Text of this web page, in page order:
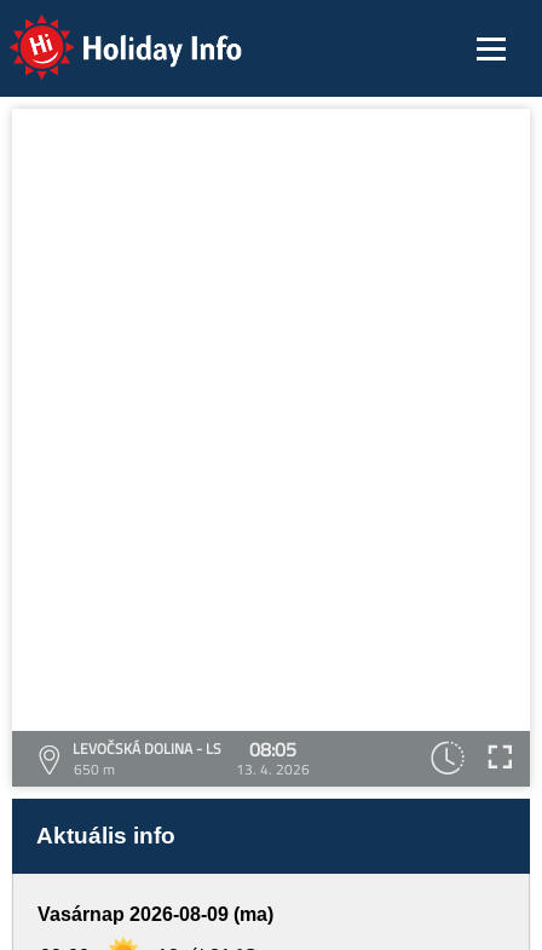
Holiday Info
LEVOČSKÁ DOLINA - LS
650 m
08:05
13. 4. 2026
Aktuális info
Vasárnap 2026-08-09 (ma)